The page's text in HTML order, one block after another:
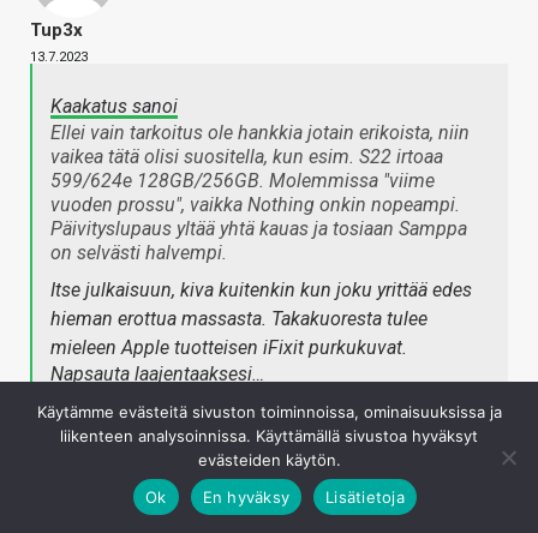
Tup3x
13.7.2023
Kaakatus sanoi
Ellei vain tarkoitus ole hankkia jotain erikoista, niin
vaikea tätä olisi suositella, kun esim. S22 irtoaa
599/624e 128GB/256GB. Molemmissa "viime
vuoden prossu", vaikka Nothing onkin nopeampi.
Päivityslupaus yltää yhtä kauas ja tosiaan Samppa
on selvästi halvempi.
Itse julkaisuun, kiva kuitenkin kun joku yrittää edes
hieman erottua massasta. Takakuoresta tulee
mieleen Apple tuotteisen iFixit purkukuvat.
Napsauta laajentaaksesi…
Nyt just klubihinta Gigantissa S22:lla 499 €. 256GB versio
onkin sitten justain syystä reippaasti kalliimpi. Itselle
kyllä se ehdoton minimi on 256GB ja seuraavaan luuriin
Käytämme evästeitä sivuston toiminnoissa, ominaisuuksissa ja
liikenteen analysoinnissa. Käyttämällä sivustoa hyväksyt
evästeiden käytön.
Ok
En hyväksy Lisätietoja